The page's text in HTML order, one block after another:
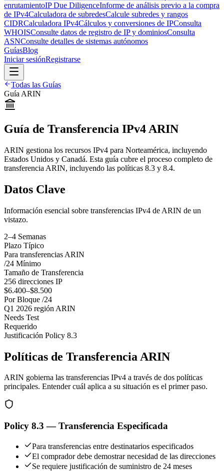
enrutamientoIP Due DiligenceInforme de análisis previo a la compra
de IPv4Calculadora de subredesCalcule subredes y rangos
CIDRCalculadora IPv4Cálculos y conversiones de IPConsulta
WHOISConsulte datos de registro de IP y dominiosConsulta
ASNConsulte detalles de sistemas autónomos
GuíasBlog
Iniciar sesiónRegistrarse
Todas las Guías
Guía ARIN
Guía de Transferencia IPv4 ARIN
ARIN gestiona los recursos IPv4 para Norteamérica, incluyendo
Estados Unidos y Canadá. Esta guía cubre el proceso completo de
transferencia ARIN, incluyendo las políticas 8.3 y 8.4.
Datos Clave
Información esencial sobre transferencias IPv4 de ARIN de un
vistazo.
2–4 Semanas
Plazo Típico
Para transferencias ARIN
/24 Mínimo
Tamaño de Transferencia
256 direcciones IP
$6.400–$8.500
Por Bloque /24
Q1 2026 región ARIN
Needs Test
Requerido
Justificación Policy 8.3
Políticas de Transferencia ARIN
ARIN gobierna las transferencias IPv4 a través de dos políticas
principales. Entender cuál aplica a su situación es el primer paso.
Policy 8.3 — Transferencia Especificada
Para transferencias entre destinatarios especificados
El comprador debe demostrar necesidad de las direcciones
Se requiere justificación de suministro de 24 meses